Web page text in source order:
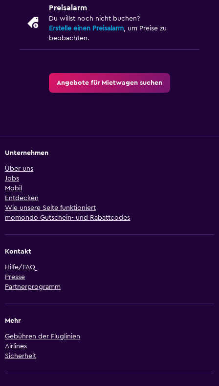
Preisalarm
Du willst noch nicht buchen?
Erstelle einen Preisalarm, um Preise zu
beobachten.
Angebote für Mietwagen suchen
Unternehmen
Über uns
Jobs
Mobil
Entdecken
Wie unsere Seite funktioniert
momondo Gutschein- und Rabattcodes
Kontakt
Hilfe/FAQ
Presse
Partnerprogramm
Mehr
Gebühren der Fluglinien
Airlines
Sicherheit